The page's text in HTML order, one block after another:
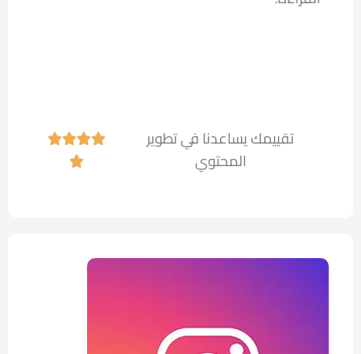
تقييمك يساعدنا في تطوير
المحتوي




